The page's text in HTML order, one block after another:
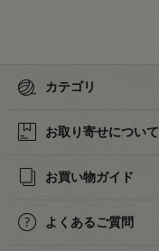
カテゴリ
お取り寄せについて
お買い物ガイド
よくあるご質問